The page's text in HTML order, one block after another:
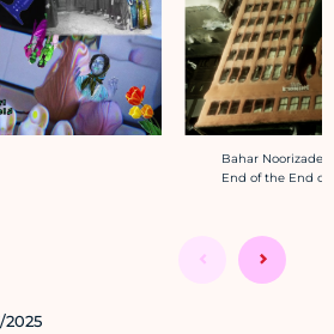
Crédit photo :
Bahar
End of the End of
2025